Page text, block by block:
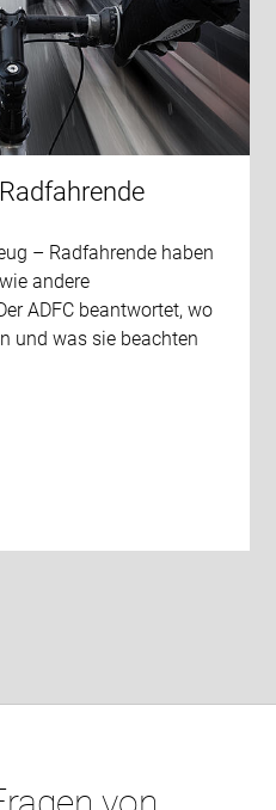
– Radfahrende haben
andere
ADFC beantwortet, wo
und was sie beachten